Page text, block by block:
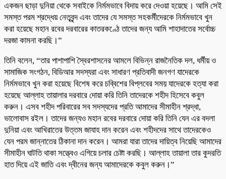
একজন ছাড়া দুনিয়া থেকে সবাইকে নির্মমভাবে বিদায় করে দেওয়া হয়েছে। আমি সেই
সমস্ত পরম শ্রদ্ধেয় নেতৃবৃন্দ এবং তাদের যে সমস্ত সহকর্মীদেরকে নির্মমভাবে খুন
করা হয়েছে মহান রবের দরবারের কাতরকণ্ঠে তাদের জন্য আমি শাহাদাতের সর্বোচ্চ
দরজা কামনা করছি।”
তিনি বলেন, “তার পাশাপাশি স্বৈরশাসনের আমলে বিভিন্ন রাজনৈতিক দল, ধর্মীয় ও
সামাজিক সংগঠন, বিডিআর সদস্যরা এবং সাধারণ প্রতিবাদী জনগণ যাদেরকে
নির্মমভাবে খুন করা হয়েছে বিশেষ করে চব্বিশের বিপ্লবের সময় যাদেরকে হত্যা করা
হয়েছে আল্লাহ তায়ালার দরবারে দোয়া করি তিনি তাদেরকে শহীদ হিসেবে কবুল
করুন। এসব শহীদ পরিবারের সব সদস্যদের প্রতি আমাদের সীমাহীন শ্রদ্ধা,
ভালোবাস রইল। তাদের জন্যও মহান রবের দরবারে দোয়া করি তিনি যেন এর বদলা
দুনিয়া এবং আখিরাতের উত্তম জাযাহ দান করেন এবং শহীদদের সাথে তাদেরকেও
যেন পরম জান্নাতের ঠিকানা দান করেন। আমরা যারা তাদের দায়িত্ব নিয়েছি আমাদের
সীমাহীন ঘাটতি থাকা সত্ত্বেও এগিয়ে চলার চেষ্টা করছি। আল্লাহ তায়ালা তার কুদরতি
হাত দিয়ে এই জাতি এবং দ্বীনের জন্য আমাদেরকে কবুল করুন।”